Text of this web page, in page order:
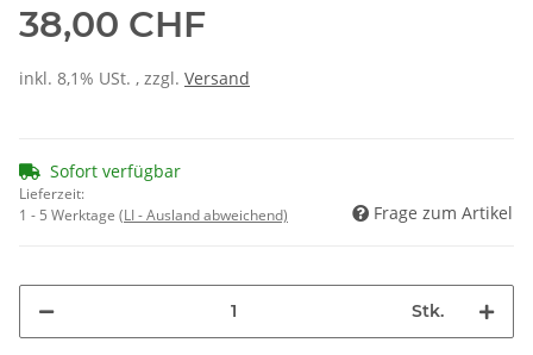
38,00 CHF
inkl. 8,1% USt. , zzgl. Versand
Sofort verfügbar
Lieferzeit:
1 - 5 Werktage (LI - Ausland abweichend) Frage zum Artikel
Stk.